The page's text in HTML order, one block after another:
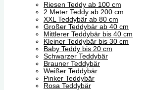
Riesen Teddy ab 100 cm
2 Meter Teddy ab 200 cm
XXL Teddybär ab 80 cm
Großer Teddybär ab 40 cm
Mittlerer Teddybär bis 40 cm
Kleiner Teddybär bis 30 cm
Baby Teddy bis 20 cm
Schwarzer Teddybär
Brauner Teddybär
Weißer Teddybär
Pinker Teddybär
Rosa Teddybär